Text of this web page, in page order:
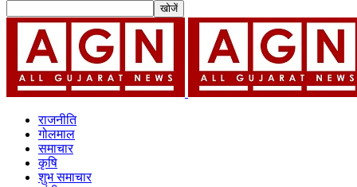
राजनीति
गोलमाल
समाचार
कृषि
शुभ समाचार